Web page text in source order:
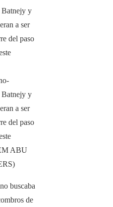
Batnejy y
a ser
del paso
ABU